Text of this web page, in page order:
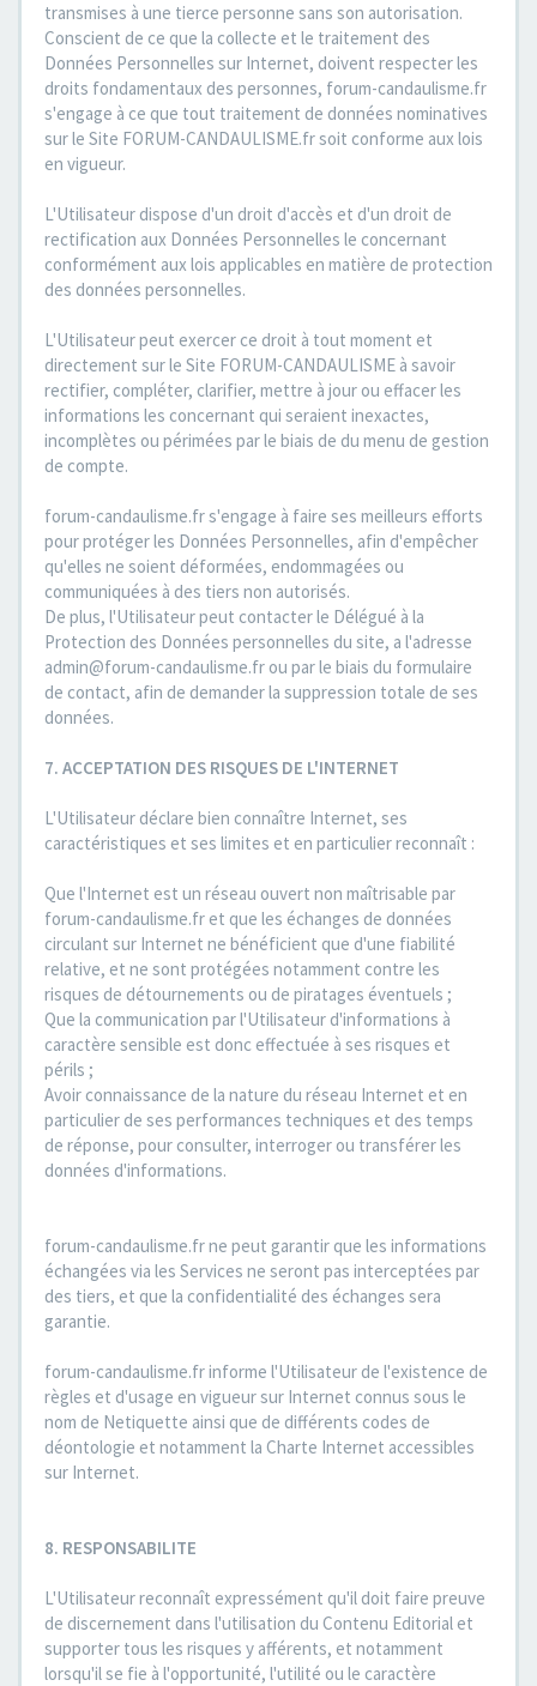
transmises à une tierce personne sans son autorisation.
Conscient de ce que la collecte et le traitement des
Données Personnelles sur Internet, doivent respecter les
droits fondamentaux des personnes, forum-candaulisme.fr
s'engage à ce que tout traitement de données nominatives
sur le Site FORUM-CANDAULISME.fr soit conforme aux lois
en vigueur.
L'Utilisateur dispose d'un droit d'accès et d'un droit de
rectification aux Données Personnelles le concernant
conformément aux lois applicables en matière de protection
des données personnelles.
L'Utilisateur peut exercer ce droit à tout moment et
directement sur le Site FORUM-CANDAULISME à savoir
rectifier, compléter, clarifier, mettre à jour ou effacer les
informations les concernant qui seraient inexactes,
incomplètes ou périmées par le biais de du menu de gestion
de compte.
forum-candaulisme.fr s'engage à faire ses meilleurs efforts
pour protéger les Données Personnelles, afin d'empêcher
qu'elles ne soient déformées, endommagées ou
communiquées à des tiers non autorisés.
De plus, l'Utilisateur peut contacter le Délégué à la
Protection des Données personnelles du site, a l'adresse
admin@forum-candaulisme.fr ou par le biais du formulaire
de contact, afin de demander la suppression totale de ses
données.
7. ACCEPTATION DES RISQUES DE L'INTERNET
L'Utilisateur déclare bien connaître Internet, ses
caractéristiques et ses limites et en particulier reconnaît :
Que l'Internet est un réseau ouvert non maîtrisable par
forum-candaulisme.fr et que les échanges de données
circulant sur Internet ne bénéficient que d'une fiabilité
relative, et ne sont protégées notamment contre les
risques de détournements ou de piratages éventuels ;
Que la communication par l'Utilisateur d'informations à
caractère sensible est donc effectuée à ses risques et
périls ;
Avoir connaissance de la nature du réseau Internet et en
particulier de ses performances techniques et des temps
de réponse, pour consulter, interroger ou transférer les
données d'informations.
forum-candaulisme.fr ne peut garantir que les informations
échangées via les Services ne seront pas interceptées par
des tiers, et que la confidentialité des échanges sera
garantie.
forum-candaulisme.fr informe l'Utilisateur de l'existence de
règles et d'usage en vigueur sur Internet connus sous le
nom de Netiquette ainsi que de différents codes de
déontologie et notamment la Charte Internet accessibles
sur Internet.
8. RESPONSABILITE
L'Utilisateur reconnaît expressément qu'il doit faire preuve
de discernement dans l'utilisation du Contenu Editorial et
supporter tous les risques y afférents, et notamment
lorsqu'il se fie à l'opportunité, l'utilité ou le caractère